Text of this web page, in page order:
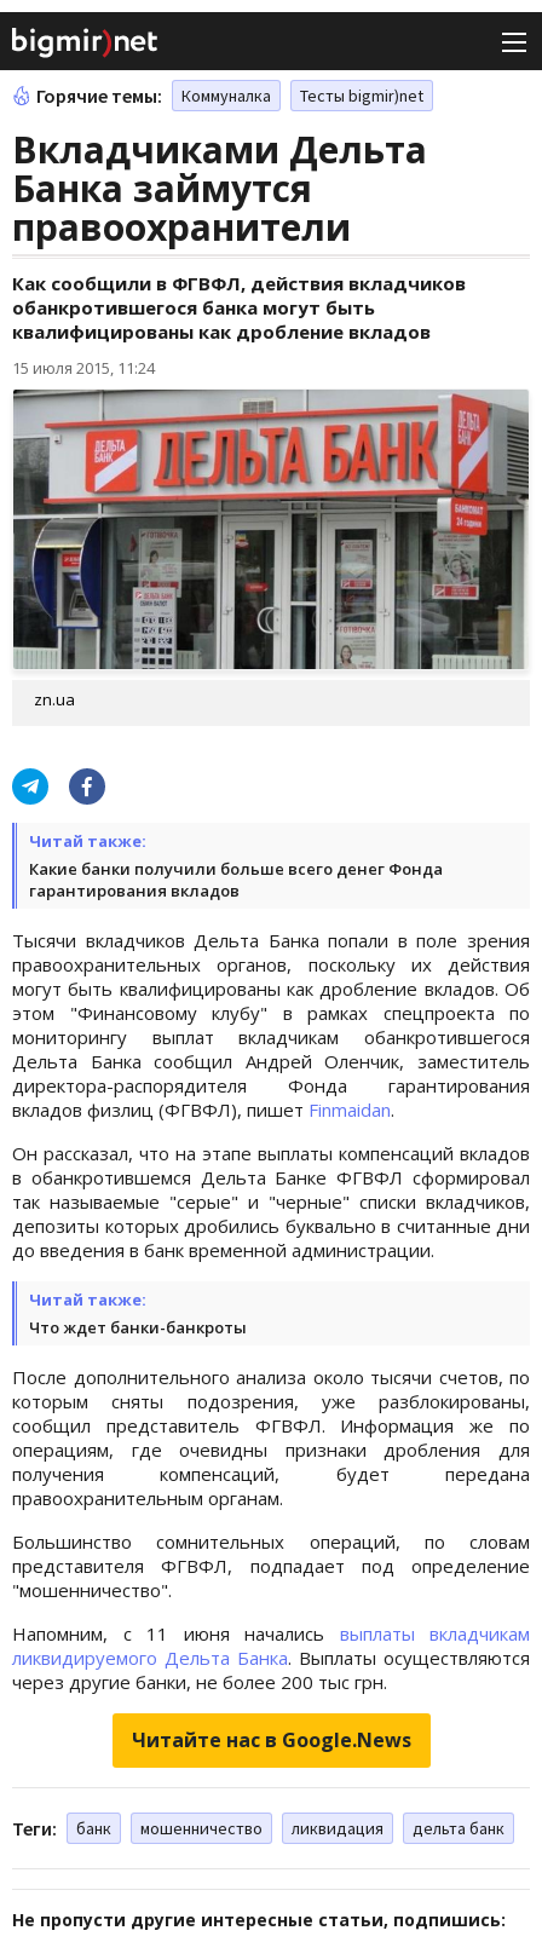
Горячие темы: Коммуналка Тесты bigmir)net
Вкладчиками Дельта
Банка займутся
правоохранители
Как сообщили в ФГВФЛ, действия вкладчиков
обанкротившегося банка могут быть
квалифицированы как дробление вкладов
15 июля 2015, 11:24
zn.ua
Читай также:
Какие банки получили больше всего денег Фонда
гарантирования вкладов
Тысячи вкладчиков Дельта Банка попали в поле зрения
правоохранительных органов, поскольку их действия
могут быть квалифицированы как дробление вкладов. Об
этом "Финансовому клубу" в рамках спецпроекта по
мониторингу выплат вкладчикам обанкротившегося
Дельта Банка сообщил Андрей Оленчик, заместитель
директора-распорядителя Фонда гарантирования
вкладов физлиц (ФГВФЛ), пишет Finmaidan.
Он рассказал, что на этапе выплаты компенсаций вкладов
в обанкротившемся Дельта Банке ФГВФЛ сформировал
так называемые "серые" и "черные" списки вкладчиков,
депозиты которых дробились буквально в считанные дни
до введения в банк временной администрации.
Читай также:
Что ждет банки-банкроты
После дополнительного анализа около тысячи счетов, по
которым сняты подозрения, уже разблокированы,
сообщил представитель ФГВФЛ. Информация же по
операциям, где очевидны признаки дробления для
получения компенсаций, будет передана
правоохранительным органам.
Большинство сомнительных операций, по словам
представителя ФГВФЛ, подпадает под определение
"мошенничество".
Напомним, с 11 июня начались выплаты вкладчикам
ликвидируемого Дельта Банка. Выплаты осуществляются
через другие банки, не более 200 тыс грн.
Читайте нас в Google.News
Теги: банк мошенничество ликвидация дельта банк
Не пропусти другие интересные статьи, подпишись: